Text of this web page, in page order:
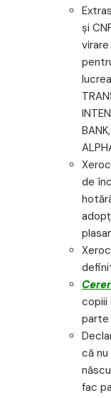
şi
de
copiii
parte
că
fac